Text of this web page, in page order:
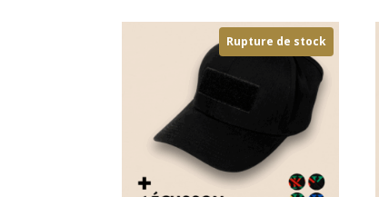
Rupture de stock